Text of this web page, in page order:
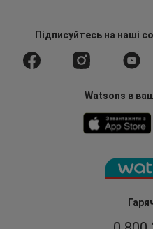
Підписуйтесьна наші
Watsons в